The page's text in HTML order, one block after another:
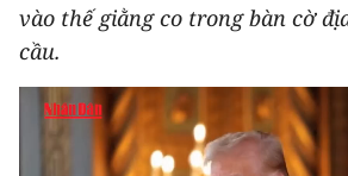
PHÁP LUẬT
THẾ GIỚI
vào thế giằng co trong bàn cờ
cầu.